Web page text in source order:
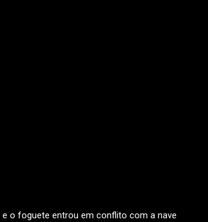
o foguete entrou em conflito com a nave